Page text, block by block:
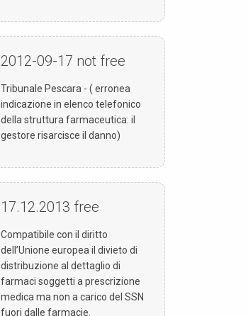
2012-09-17 not free
Tribunale Pescara - ( erronea
indicazione in elenco telefonico
della struttura farmaceutica: il
gestore risarcisce il danno)
17.12.2013 free
Compatibile con il diritto
dell’Unione europea il divieto di
distribuzione al dettaglio di
farmaci soggetti a prescrizione
medica ma non a carico del SSN
fuori dalle farmacie.